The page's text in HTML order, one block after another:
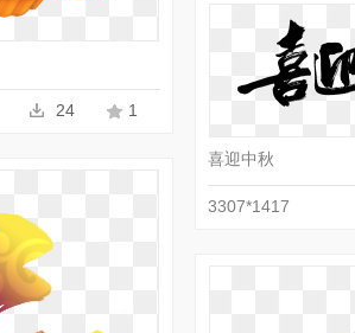
24 1
喜迎中秋
3307*1417